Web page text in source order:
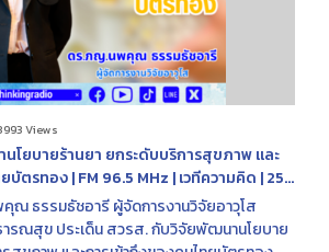
Views
โยบายร้านยา ยกระดับบริการสุขภาพ และ
บัตรทอง | FM 96.5 MHz | เวทีความคิด | 25
ธรรมธัชอารี ผู้จัดการงานวิจัยอาวุโส
รณสุข ประเด็น สวรส. กับวิจัยพัฒนานโยบาย